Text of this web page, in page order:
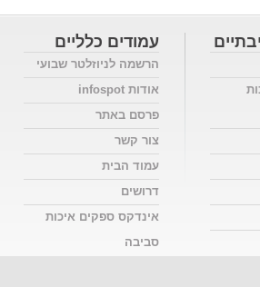
עמודים כלליים
הרשמה לניוזלטר שבועי
אודות infospot
פרסם באתר
צור קשר
עמוד הבית
דרושים
אינדקס ספקים איכות
סביבה